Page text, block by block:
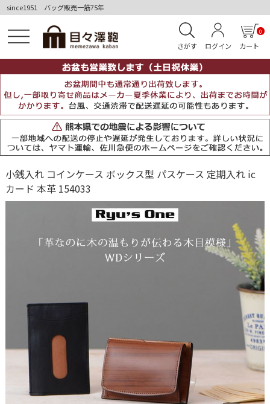
since1951 バッグ販売一筋75年
さがす ログイン カート
0
小銭入れ コインケース ボックス型 パスケース 定期入れ ic
カード 本革 154033